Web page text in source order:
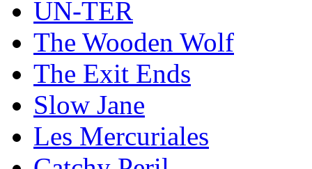
UN-TER
The Wooden Wolf
The Exit Ends
Slow Jane
Les Mercuriales